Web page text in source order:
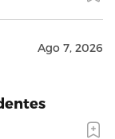
Ago 7, 2026